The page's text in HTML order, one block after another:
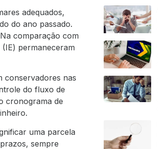
adequados,
do ano passado.
comparação com
permaneceram
conservadores nas
do fluxo de
cronograma de
uma parcela
sempre